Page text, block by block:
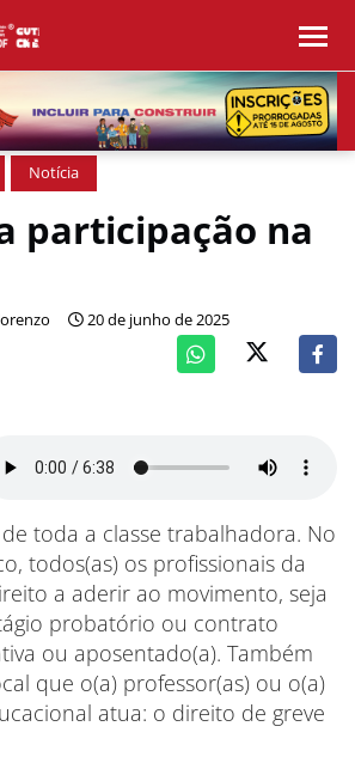
Notícia
participação na
20 de junho de 2025
toda a classe trabalhadora. No
todos(as) os profissionais da
a aderir ao movimento, seja
probatório ou contrato
ou aposentado(a). Também
que o(a) professor(as) ou o(a)
atua: o direito de greve